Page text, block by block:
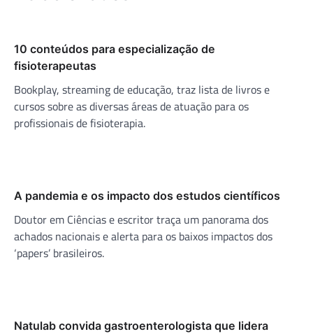
10 conteúdos para especialização de
fisioterapeutas
Bookplay, streaming de educação, traz lista de livros e
cursos sobre as diversas áreas de atuação para os
profissionais de fisioterapia.
A pandemia e os impacto dos estudos científicos
Doutor em Ciências e escritor traça um panorama dos
achados nacionais e alerta para os baixos impactos dos
‘papers’ brasileiros.
Natulab convida gastroenterologista que lidera